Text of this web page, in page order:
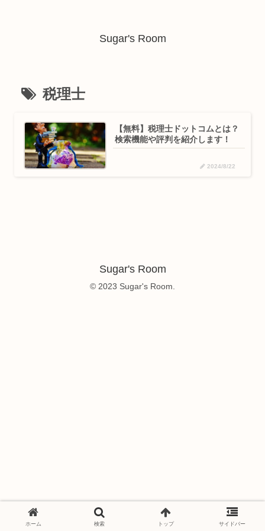
Sugar's Room
税理士
【無料】税理士ドットコムとは？
検索機能や評判を紹介します！
2024/8/22
Sugar's Room
© 2023 Sugar's Room.
ホーム 検索 トップ サイドバー